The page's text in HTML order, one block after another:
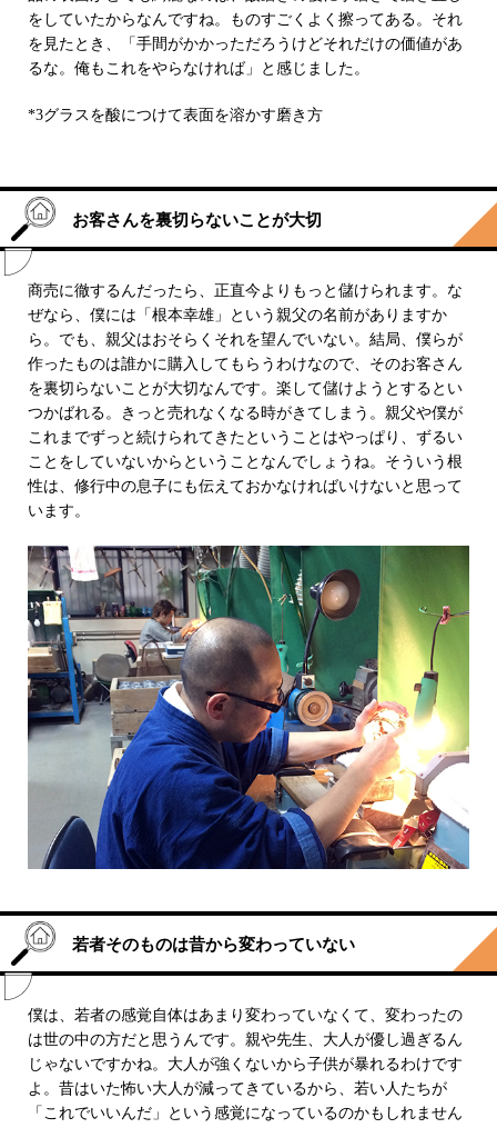
をしていたからなんですね。ものすごくよく擦ってある。それ
を見たとき、「手間がかかっただろうけどそれだけの価値があ
るな。俺もこれをやらなければ」と感じました。
*3グラスを酸につけて表面を溶かす磨き方
お客さんを裏切らないことが大切
商売に徹するんだったら、正直今よりもっと儲けられます。な
ぜなら、僕には「根本幸雄」という親父の名前がありますか
ら。でも、親父はおそらくそれを望んでいない。結局、僕らが
作ったものは誰かに購入してもらうわけなので、そのお客さん
を裏切らないことが大切なんです。楽して儲けようとするとい
つかばれる。きっと売れなくなる時がきてしまう。親父や僕が
これまでずっと続けられてきたということはやっぱり、ずるい
ことをしていないからということなんでしょうね。そういう根
性は、修行中の息子にも伝えておかなければいけないと思って
います。
若者そのものは昔から変わっていない
僕は、若者の感覚自体はあまり変わっていなくて、変わったの
は世の中の方だと思うんです。親や先生、大人が優し過ぎるん
じゃないですかね。大人が強くないから子供が暴れるわけです
よ。昔はいた怖い大人が減ってきているから、若い人たちが
「これでいいんだ」という感覚になっているのかもしれません